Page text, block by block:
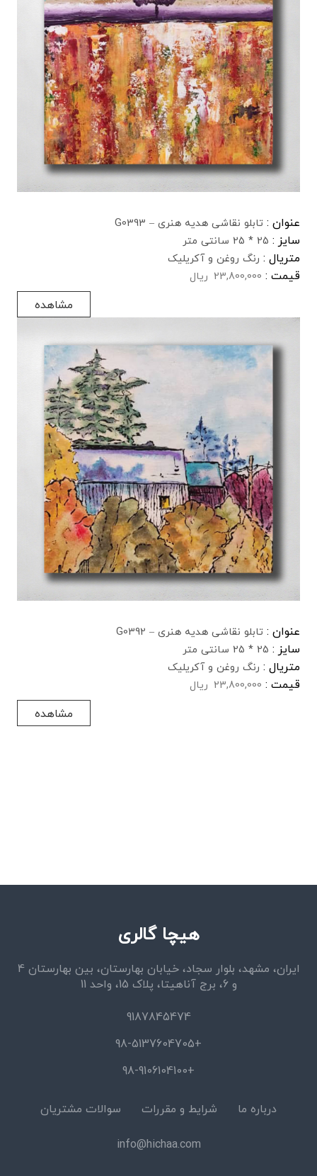
عنوان : تابلو نقاشی هدیه هنری – G0393
سایز : 25 * 25 سانتی متر
متریال : رنگ روغن و آکریلیک
قیمت : 23,800,000 ریال
مشاهده
عنوان : تابلو نقاشی هدیه هنری – G0392
سایز : 25 * 25 سانتی متر
متریال : رنگ روغن و آکریلیک
قیمت : 23,800,000 ریال
مشاهده
هیچا گالری
ایران، مشهد، بلوار سجاد، خیابان بهارستان، بین بهارستان 4
و 6، برج آناهیتا، پلاک 15، واحد 11
9187845474
+98-5137604705
+98-9106104100
درباره ما
شرایط و مقررات
سوالات مشتریان
info@hichaa.com